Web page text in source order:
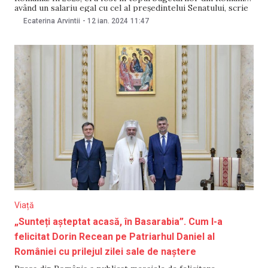
având un salariu egal cu cel al președintelui Senatului, scrie
Antena 3. Potrivit sursei citate, în anul 2023, conducătorul
Bisericii Ortodoxe Române a primit un salariu lunar de
Ecaterina Arvintii - 12 ian. 2024 11:47
Viață
„Sunteți așteptat acasă, în Basarabia”. Cum l-a
felicitat Dorin Recean pe Patriarhul Daniel al
României cu prilejul zilei sale de naștere